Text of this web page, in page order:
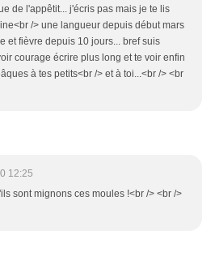
de l'appêtit... j'écris pas mais je te lis
/> une langueur depuis début mars
et fièvre depuis 10 jours... bref suis
courage écrire plus long et te voir enfin
à tes petits<br /> et à toi...<br /> <br
12:25
sont mignons ces moules !<br /> <br />